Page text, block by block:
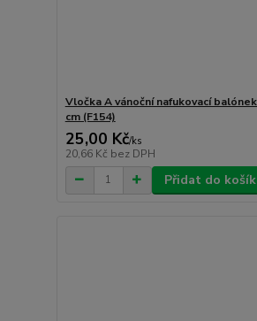
Vločka A vánoční nafukovací
cm (F154)
25,00 Kč/ks
20,66 Kč bez DPH
Přidat do